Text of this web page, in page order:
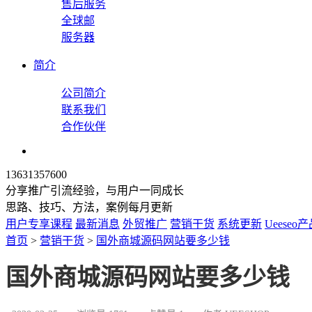
售后服务
全球邮
服务器
简介
公司简介
联系我们
合作伙伴
13631357600
分享推广引流经验，与用户一同成长
思路、技巧、方法，案例每月更新
用户专享课程 最新消息 外贸推广 营销干货 系统更新 Ueeseo产
首页 > 营销干货 > 国外商城源码网站要多少钱
国外商城源码网站要多少钱